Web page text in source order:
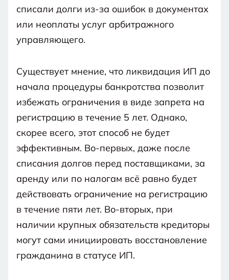
списали долги из-за ошибок в документах
или неоплаты услуг арбитражного
управляющего.
Существует мнение, что ликвидация ИП до
начала процедуры банкротства позволит
избежать ограничения в виде запрета на
регистрацию в течение 5 лет. Однако,
скорее всего, этот способ не будет
эффективным. Во-первых, даже после
списания долгов перед поставщиками, за
аренду или по налогам всё равно будет
действовать ограничение на регистрацию
в течение пяти лет. Во-вторых, при
наличии крупных обязательств кредиторы
могут сами инициировать восстановление
гражданина в статусе ИП.